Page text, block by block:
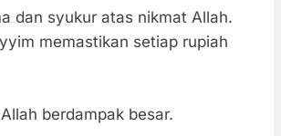
dan syukur atas nikmat Allah.
memastikan setiap rupiah
berdampak besar.